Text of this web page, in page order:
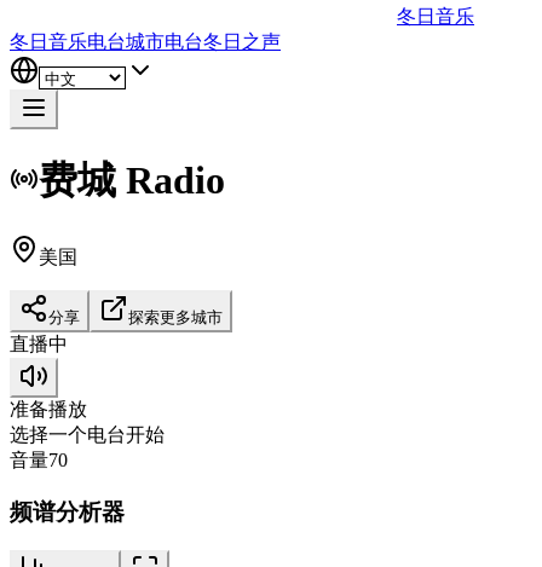
冬日音乐
冬日音乐电台城市电台冬日之声
费城 Radio
美国
分享 探索更多城市
直播中
准备播放
选择一个电台开始
音量70
频谱分析器